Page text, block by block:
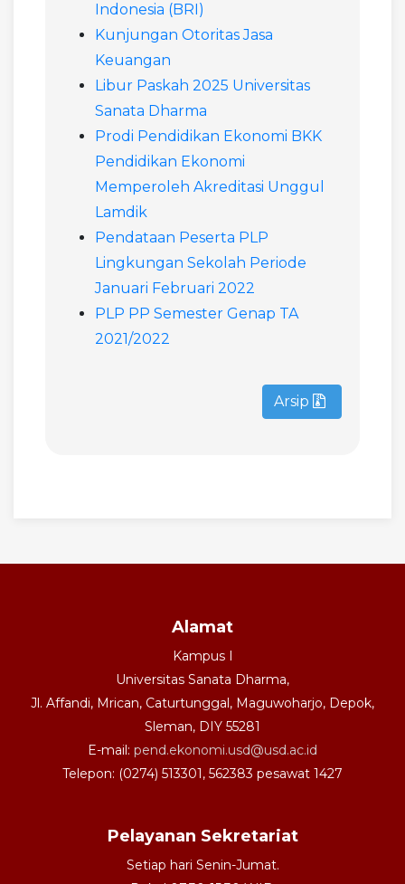
Indonesia (BRI)
Kunjungan Otoritas Jasa
Keuangan
Libur Paskah 2025 Universitas
Sanata Dharma
Prodi Pendidikan Ekonomi BKK
Pendidikan Ekonomi
Memperoleh Akreditasi Unggul
Lamdik
Pendataan Peserta PLP
Lingkungan Sekolah Periode
Januari Februari 2022
PLP PP Semester Genap TA
2021/2022
Arsip
Alamat
Kampus I
Universitas Sanata Dharma,
Jl. Affandi, Mrican, Caturtunggal, Maguwoharjo, Depok,
Sleman, DIY 55281
E-mail: pend.ekonomi.usd@usd.ac.id
Telepon: (0274) 513301, 562383 pesawat 1427
Pelayanan Sekretariat
Setiap hari Senin-Jumat.